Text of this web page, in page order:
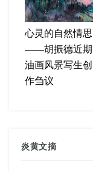
心灵的自然情思
——胡振德近期
油画风景写生创
作刍议
炎黄文摘